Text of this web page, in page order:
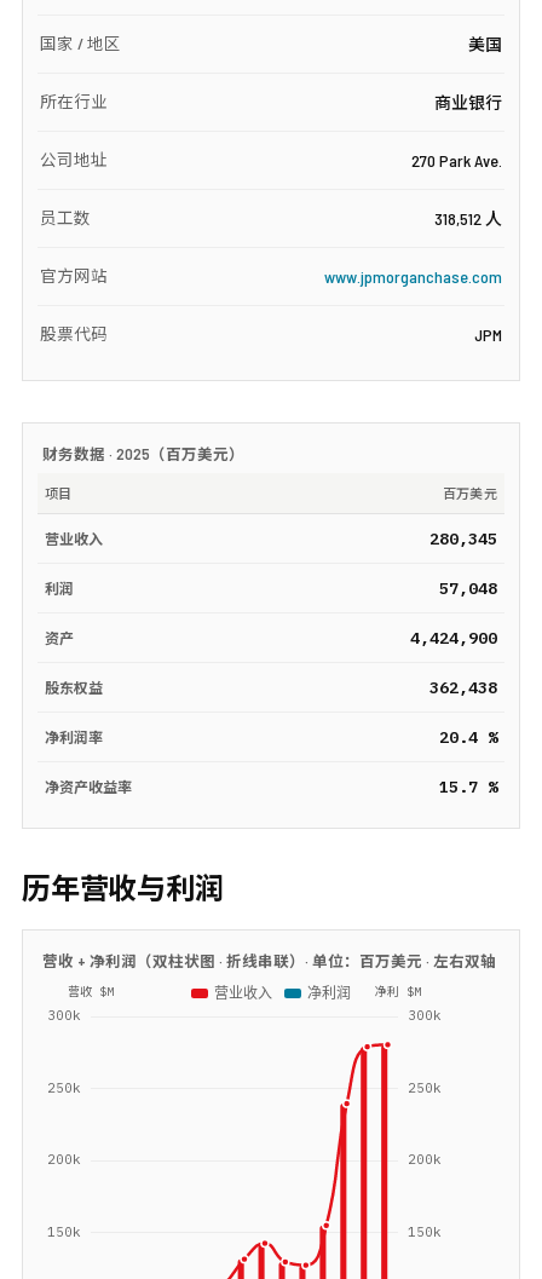
国家 / 地区 美国
所在行业 商业银行
公司地址 270 Park Ave.
员工数 318,512 人
官方网站 www.jpmorganchase.com
股票代码 JPM
财务数据 · 2025 （百万美元）
项目 百万美元
营业收入 280,345
利润 57,048
资产 4,424,900
股东权益 362,438
净利润率 20.4 %
净资产收益率 15.7 %
历年营收与利润
营收 + 净利润（双柱状图 · 折线串联）· 单位： 百万美元 · 左右双轴